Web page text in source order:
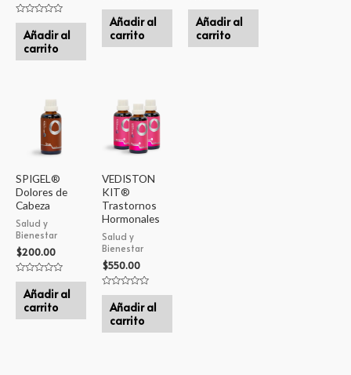
Valorado
Añadir al
carrito
Valorado
Añadir al
carrito
Valorado
Añadir al
carrito
SPIGEL®
Dolores de
Cabeza
Salud y
Bienestar
$200.00
Valorado
Añadir al
carrito
VEDISTON
KIT®
Trastornos
Hormonales
Salud y
Bienestar
$550.00
Valorado
Añadir al
carrito